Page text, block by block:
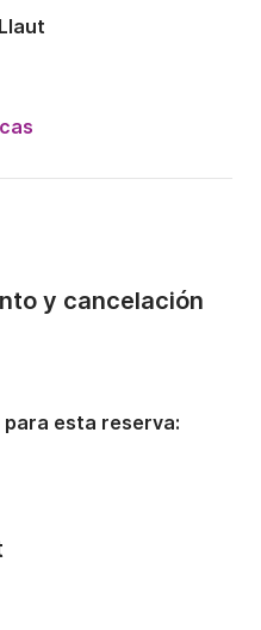
y cancelación
esta reserva: